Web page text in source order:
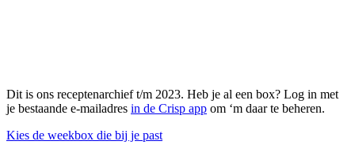
Dit is ons receptenarchief t/m 2023. Heb je al een box? Log in met
je bestaande e-mailadres in de Crisp app om ‘m daar te beheren.
Kies de weekbox die bij je past